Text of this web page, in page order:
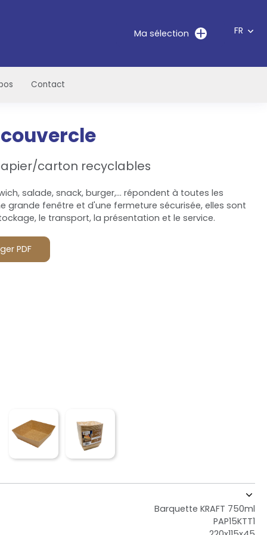
Ma sélection FR
Contact
carton recyclables
salade, snack, burger,… répondent à toutes les
grande fenêtre et d'une fermeture sécurisée, elles sont
le transport, la présentation et le service.
PDF
Barquette KRAFT 750ml
PAP15KTT1